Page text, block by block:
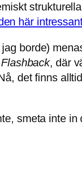
här
borde)
Flashback, där
det finns
smeta inte